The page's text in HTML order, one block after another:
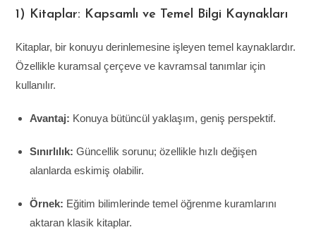
1) Kitaplar: Kapsamlı ve Temel Bilgi Kaynakları
Kitaplar, bir konuyu derinlemesine işleyen temel kaynaklardır.
Özellikle kuramsal çerçeve ve kavramsal tanımlar için
kullanılır.
Avantaj: Konuya bütüncül yaklaşım, geniş perspektif.
Sınırlılık: Güncellik sorunu; özellikle hızlı değişen
alanlarda eskimiş olabilir.
Örnek: Eğitim bilimlerinde temel öğrenme kuramlarını
aktaran klasik kitaplar.